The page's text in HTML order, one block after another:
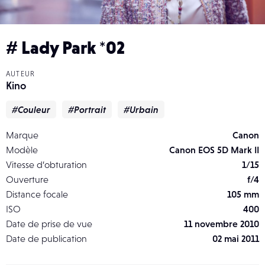
# Lady Park *02
AUTEUR
Kino
#Couleur #Portrait #Urbain
Marque
Canon
Modèle
Canon EOS 5D Mark II
Vitesse d’obturation
1/15
Ouverture
f/4
Distance focale
105 mm
ISO
400
Date de prise de vue
11 novembre 2010
Date de publication
02 mai 2011